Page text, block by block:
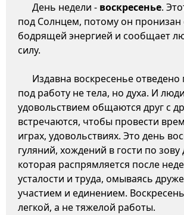
День недели - воскресенье.
под Солнцем, потому он пронизан
бодрящей энергией и сообщает
силу.
Издавна воскресенье отведено
под работу не тела, но духа. И
удовольствием общаются друг с
встречаются, чтобы провести
играх, удовольствиях. Это день
гуляний, хождений в гости по зову
которая распрямляется после
усталости и труда, омываясь
участием и единением.
легкой, а не тяжелой работы.